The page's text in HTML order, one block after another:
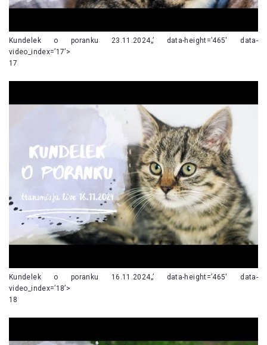
Kundelek o poranku 23.11.2024„’ data-height=’465′ data-
video_index=’17’>
17
Kundelek o poranku 16.11.2024„’ data-height=’465′ data-
video_index=’18’>
18